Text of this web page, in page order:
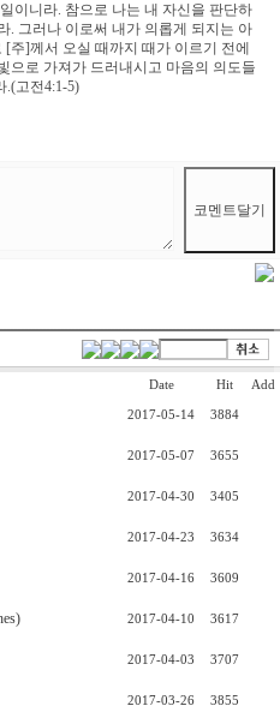
이니라. 참으로 나는 내 자신을 판단하
. 그러나 이로써 내가 의롭게 되지는 아
]께서 오실 때까지 때가 이르기 전에
으로 가져가 드러내시고 마음의 의도들
.(고전4:1-5)
Date Hit Add
2017-05-14 3884
2017-05-07 3655
2017-04-30 3405
2017-04-23 3634
2017-04-16 3609
2017-04-10 3617
2017-04-03 3707
2017-03-26 3855